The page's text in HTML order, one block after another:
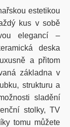
estetikou
kus v sobě
elegancí –
deska
a přitom
základna v
strukturu a
sladění
stolky, TV
tomu můžete